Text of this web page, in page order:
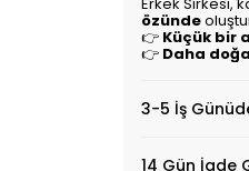
özünde
👉 Küçük bir
👉 Daha
3-5 İş
14 Gün İade